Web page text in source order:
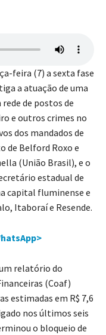
feira (7) a sexta fase
a atuação de uma
de postos de
e outros crimes no
dos mandados de
de Belford Roxo e
(União Brasil), e o
estadual de
capital fluminense e
Itaboraí e Resende.
relatório do
(Coaf)
estimadas em R$ 7,6
nos últimos seis
o bloqueio de